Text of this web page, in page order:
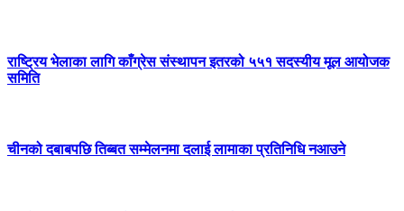
राष्ट्रिय भेलाका लागि काँग्रेस संस्थापन इतरको ५५१ सदस्यीय मूल आयोजक
समिति
चीनको दबाबपछि तिब्बत सम्मेलनमा दलाई लामाका प्रतिनिधि नआउने